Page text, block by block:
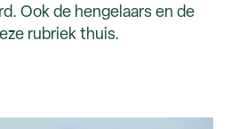
Ook de hengelaars en de
rubriek thuis.